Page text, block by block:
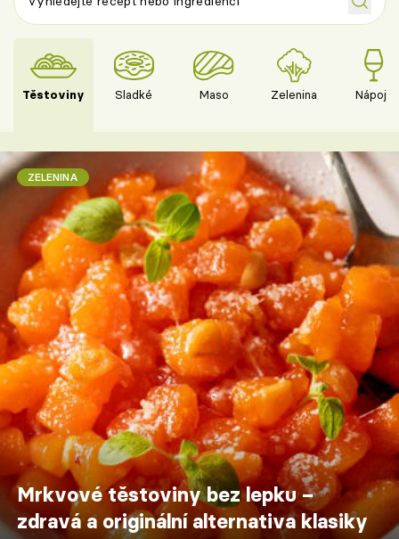
Těstoviny Sladké Maso Zelenina Nápoje
ZELENINA
Mrkvové těstoviny bez lepku –
zdravá a originální alternativa klasiky